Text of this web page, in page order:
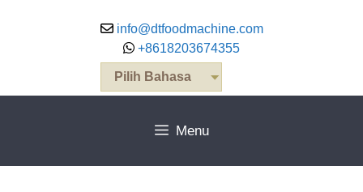
info@dtfoodmachine.com
+8618203674355
Pilih Bahasa
Menu